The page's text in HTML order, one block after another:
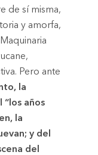
de sí misma,
y amorfa,
Pero ante
la
años
la
y del
del